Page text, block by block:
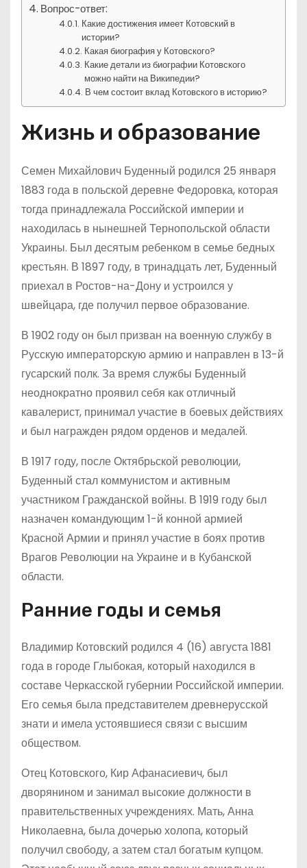
Вопрос-ответ:
Какие достижения имеет Котовский в
истории?
Какая биография у Котовского?
Какие детали из биографии Котовского
можно найти на Википедии?
В чем состоит вклад Котовского в историю?
Жизнь и образование
Семен Михайлович Буденный родился 25 января
1883 года в польской деревне Федоровка, которая
тогда принадлежала Российской империи и
находилась в нынешней Тернопольской области
Украины. Был десятым ребенком в семье бедных
крестьян. В 1897 году, в тринадцать лет, Буденный
приехал в Ростов-на-Дону и устроился у
швейцара, где получил первое образование.
В 1902 году он был призван на военную службу в
Русскую императорскую армию и направлен в 13-й
гусарский полк. За время службы Буденный
неоднократно проявил себя как отличный
кавалерист, принимал участие в боевых действиях
и был награжден рядом орденов и медалей.
В 1917 году, после Октябрьской революции,
Буденный стал коммунистом и активным
участником Гражданской войны. В 1919 году был
назначен командующим 1-й конной армией
Красной Армии и принял участие в боях против
Врагов Революции на Украине и в Кубанской
области.
Ранние годы и семья
Владимир Котовский родился 4 (16) августа 1881
года в городе Глыбокая, который находился в
составе Черкасской губернии Российской империи.
Его семья была представителем древнерусской
знати и имела устоявшиеся связи с высшим
обществом.
Отец Котовского, Кир Афанасиевич, был
дворянином и занимал высокие должности в
правительственных учреждениях. Мать, Анна
Николаевна, была дочерью холопа, который
получил свободу, а затем стал богатым купцом.